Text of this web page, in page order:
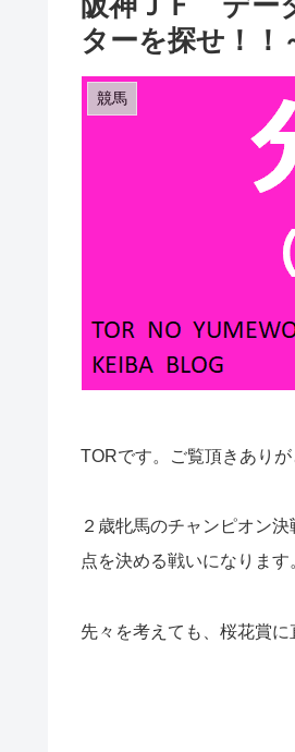
ターを探せ！！
競馬
TORです。ご覧頂きありが
２歳牝馬のチャンピオン
点を決める戦いになります
先々を考えても、桜花賞